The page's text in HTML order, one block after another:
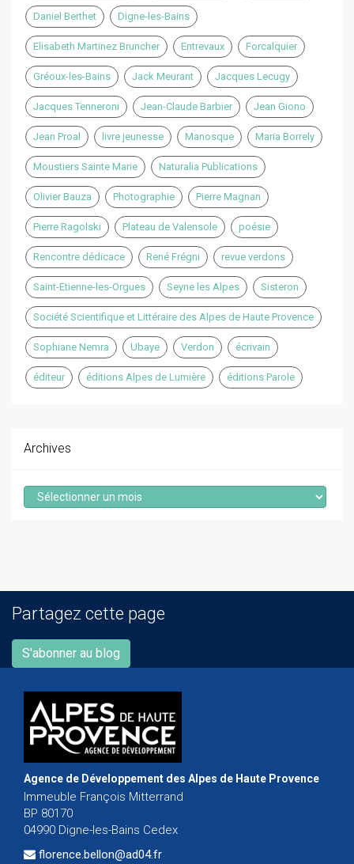
Daniel Berthet Digne-les-Bains
Elisabeth Martinez Bruncher Entrevaux Forcalquier
Gréoux-les-Bains Jack Meurant Jacques Lecugy
Jacques Tenneroni Jean-Claude Barbier Jean Giono
Jean Proal livre jeunesse Manosque Maria Borrely
Moustiers Sainte Marie Naturalia Publications
Olivier Bauza Photographie Pierre Magnan
Pierre Ragolski Plateau de Valensole poésie
Rencontre dédicace René Frégni revue verdons
Saint-Etienne-les-Orgues Seyne les Alpes Sisteron
Société Scientifique et Littéraire des Alpes de Haute Provence
Sophiane Nemra Ubaye Verdon écrivain
éditeur éditions Alpes de Lumière éditions Parole
Archives
Archives
Partagez cette page
S'abonner au blog
Agence de Développement des Alpes de Haute Provence
Immeuble François Mitterrand
BP 80170
04990 Digne-les-Bains Cedex
florence.bellon@ad04.fr